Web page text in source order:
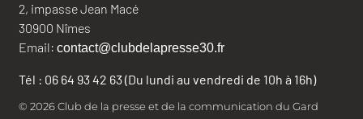
2, impasse Jean Macé
30900 Nîmes
Email: contact@clubdelapresse30.fr
Tél : 06 64 93 42 63 (Du lundi au vendredi de 10h à 16h)
© 2026 Club de la presse et de la communication du Gard